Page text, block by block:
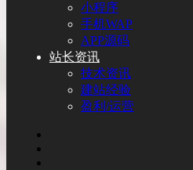
小程序
手机WAP
APP源码
站长资讯
技术资讯
建站经验
盈利/运营